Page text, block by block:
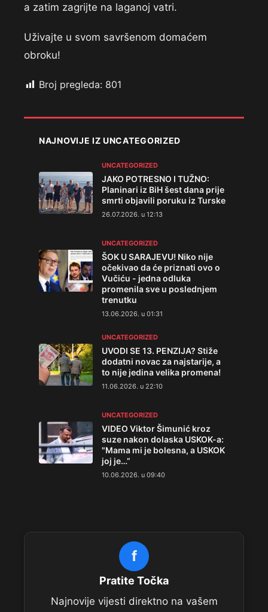
a zatim zagrijte na laganoj vatri.
Uživajte u svom savršenom domaćem
obroku!
Broj pregleda: 801
NAJNOVIJE IZ UNCATEGORIZED
UNCATEGORIZED
JAKO POTRESNO I TUŽNO:
Planinari iz BiH šest dana prije
smrti objavili poruku iz Turske
26.07.2026. u 12:13
UNCATEGORIZED
ŠOK U SARAJEVU! Niko nije
očekivao da će priznati ovo o
Vučiću - jedna odluka
promenila sve u poslednjem
trenutku
13.06.2026. u 01:31
UNCATEGORIZED
UVODI SE 13. PENZIJA? Stiže
dodatni novac za najstarije, a
to nije jedina velika promena!
11.06.2026. u 22:10
UNCATEGORIZED
VIDEO Viktor Šimunić kroz
suze nakon dolaska USKOK-a:
"Mama mi je bolesna, a USKOK
joj je…”
10.06.2026. u 09:40
f
Pratite Točka
Najnovije vijesti direktno na vašem